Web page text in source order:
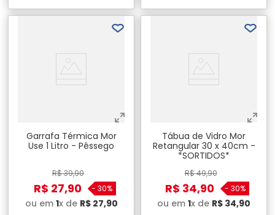
Garrafa Térmica Mor
Use 1 Litro - Pêssego
R$39,90
R$ 27,90 - 30%
ou em 1x de R$ 27,90
Tábua de Vidro Mor
Retangular 30 x 40cm -
*SORTIDOS*
R$49,90
R$ 34,90 - 30%
ou em 1x de R$ 34,90